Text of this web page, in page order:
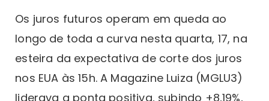
Os juros futuros operam em queda ao
longo de toda a curva nesta quarta, 17, na
esteira da expectativa de corte dos juros
nos EUA às 15h. A Magazine Luiza (MGLU3)
liderava a ponta positiva, subindo +8,19%,